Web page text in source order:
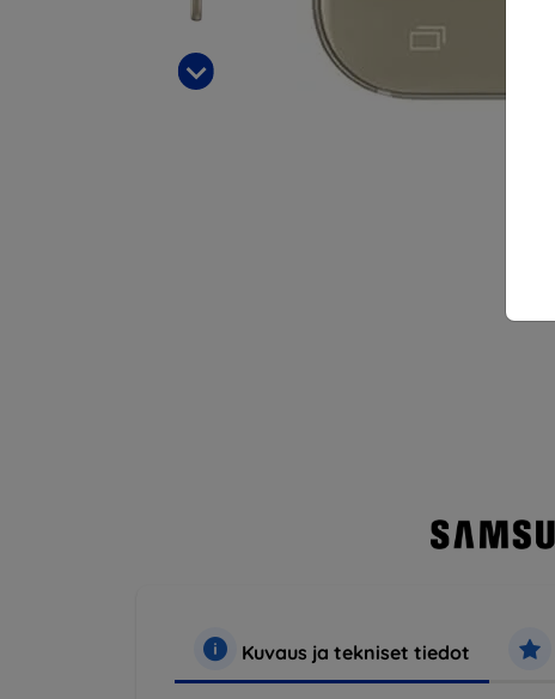
Kuvaus ja tekniset tiedot